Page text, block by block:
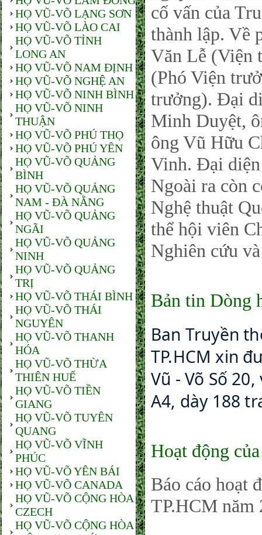
HỌ VŨ-VÕ LẠNG SƠN
HỌ VŨ-VÕ LÀO CAI
HỌ VŨ-VÕ TỈNH
LONG AN
HỌ VŨ-VÕ NAM ĐỊNH
HỌ VŨ-VÕ NGHỆ AN
HỌ VŨ-VÕ NINH BÌNH
HỌ VŨ-VÕ NINH
THUẬN
HỌ VŨ-VÕ PHÚ THỌ
HỌ VŨ-VÕ PHÚ YÊN
HỌ VŨ-VÕ QUẢNG
BÌNH
HỌ VŨ-VÕ QUẢNG
NAM - ĐÀ NẴNG
HỌ VŨ-VÕ QUẢNG
NGÃI
HỌ VŨ-VÕ QUẢNG
NINH
HỌ VŨ-VÕ QUẢNG
TRỊ
HỌ VŨ-VÕ THÁI BÌNH
HỌ VŨ-VÕ THÁI
NGUYÊN
HỌ VŨ-VÕ THANH
HÓA
HỌ VŨ-VÕ THỪA
THIÊN HUẾ
HỌ VŨ-VÕ TIỀN
GIANG
HỌ VŨ-VÕ TUYÊN
QUANG
HỌ VŨ-VÕ VĨNH
PHÚC
HỌ VŨ-VÕ YÊN BÁI
HỌ VŨ-VÕ CANADA
HỌ VŨ-VÕ CỘNG HÒA
CZECH
HỌ VŨ-VÕ CỘNG HÒA
cố vấn của
thành lập. Về
Văn Lễ (Viện
(Phó Viện
trưởng). Đại
Minh Duyệt,
ông Vũ Hữu
Vinh. Đại
Ngoài ra còn
Nghệ thuật
thể hội viên
Nghiên cứu
Bản tin Dòng
Ban Truyền
TP.HCM xin
Vũ - Võ Số
A4, dày 188
Hoạt động
Báo cáo hoạt
TP.HCM năm